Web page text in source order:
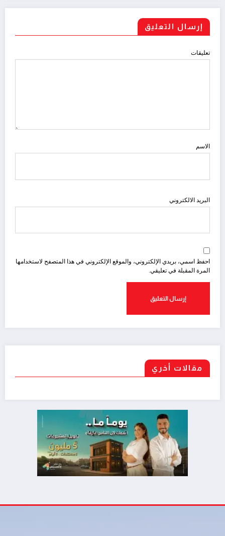
إرسال التعليق
تعليقات
الاسم
البريد الالكتروني
احفظ اسمي، بريدي الإلكتروني، والموقع الإلكتروني في هذا المتصفح لاستخدامها
المرة المقبلة في تعليقي.
مقالات أخري